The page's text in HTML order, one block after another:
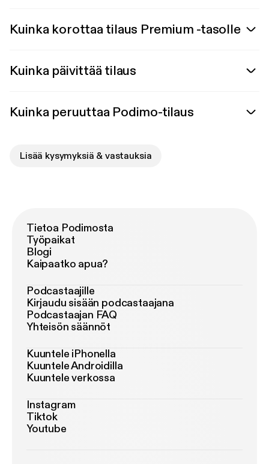
Kuinka korottaa tilaus Premium -tasolle
Kuinka päivittää tilaus
Kuinka peruuttaa Podimo-tilaus
Lisää kysymyksiä & vastauksia
Tietoa Podimosta
Työpaikat
Blogi
Kaipaatko apua?
Podcastaajille
Kirjaudu sisään podcastaajana
Podcastaajan FAQ
Yhteisön säännöt
Kuuntele iPhonella
Kuuntele Androidilla
Kuuntele verkossa
Instagram
Tiktok
Youtube